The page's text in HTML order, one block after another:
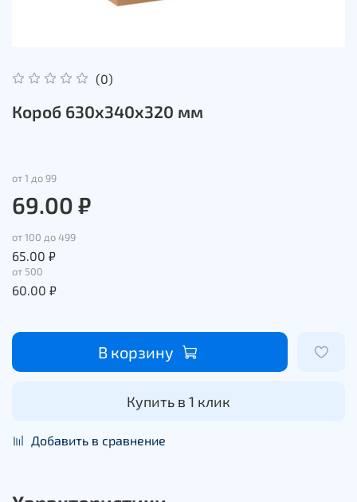
(0)
Короб 630х340х320 мм
от 1 до 99
69.00 ₽
от 100 до 499
65.00 ₽
от 500
60.00 ₽
В корзину
Купить в 1 клик
Добавить в сравнение